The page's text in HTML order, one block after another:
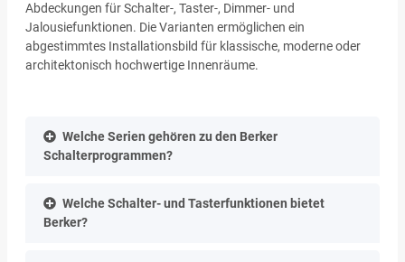
Abdeckungen für Schalter-, Taster-, Dimmer- und
Jalousiefunktionen. Die Varianten ermöglichen ein
abgestimmtes Installationsbild für klassische, moderne oder
architektonisch hochwertige Innenräume.
Welche Serien gehören zu den Berker
Schalterprogrammen?
Welche Schalter- und Tasterfunktionen bietet
Berker?